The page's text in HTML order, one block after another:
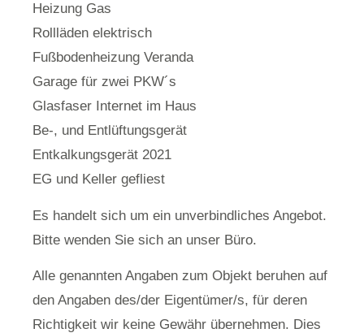
Heizung Gas
Rollläden elektrisch
Fußbodenheizung Veranda
Garage für zwei PKW´s
Glasfaser Internet im Haus
Be-, und Entlüftungsgerät
Entkalkungsgerät 2021
EG und Keller gefliest
Es handelt sich um ein unverbindliches Angebot.
Bitte wenden Sie sich an unser Büro.
Alle genannten Angaben zum Objekt beruhen auf
den Angaben des/der Eigentümer/s, für deren
Richtigkeit wir keine Gewähr übernehmen. Dies